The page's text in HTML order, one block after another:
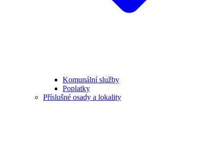
Komunální služby
Poplatky
Příslušné osady a lokality